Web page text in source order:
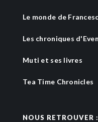
Le monde de
Les chroniques
Muti et ses livres
Tea Time Chronicles
NOUS RETROUVER :